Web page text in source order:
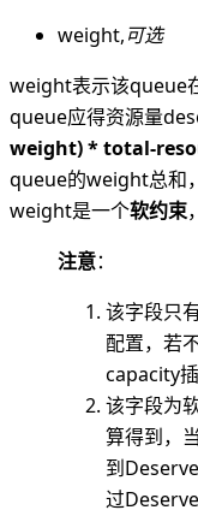
weight,可选
weight表示该queue
queue应得资源量
weight) * total-
queue的weight总和
weight是一个软约束
注意：
该字段只
配置，若
capacity
该字段为
算得到，
到
过